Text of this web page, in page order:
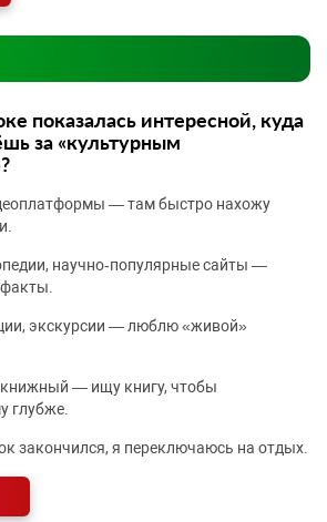
показалась интересной, куда
за «культурным
— там быстро нахожу
научно‑популярные сайты —
экскурсии — люблю «живой»
книжный — ищу книгу, чтобы
глубже.
закончился, я переключаюсь на отдых.